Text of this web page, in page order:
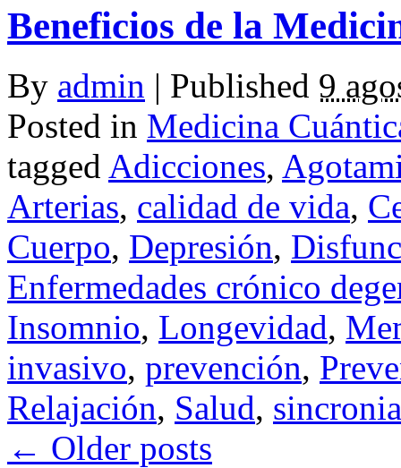
Beneficios de la
By admin | Published 9
Posted in Medicina
tagged Adicciones,
Arterias, calidad de vida,
Cuerpo, Depresión,
Enfermedades crónico
Insomnio, Longevidad,
invasivo, prevención,
Relajación, Salud, sincronia
← Older posts